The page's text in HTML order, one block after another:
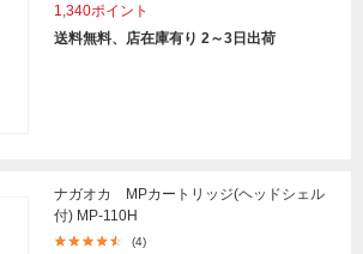
1,340ポイント
送料無料、店在庫有り 2～3日出荷
ナガオカ MPカートリッジ(ヘッドシェル
付) MP-110H
(4)